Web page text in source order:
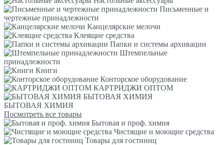
Письменные и
чертежные принадлежности
Канцелярские мелочи
Клеящие средства
Папки и системы архивации
Штемпельные
принадлежности
Книги
Конторское оборудование
КАРТРИДЖИ ОПТОМ
БЫТОВАЯ ХИМИЯ
БЫТОВАЯ ХИМИЯ
Посмотреть все товары
Бытовая и проф. химия
Чистящие и моющие средства
Товары для гостиниц